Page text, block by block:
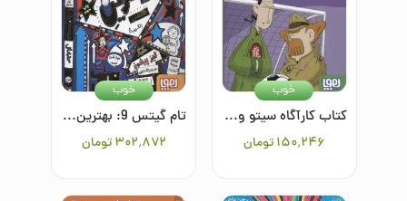
کتاب کارآگاه سیتو و دستیارش چین می ادو 6: معما در جام جهانی فوتبال
۱۵۰٬۲۴۶ تومان
خوب
تام گیتس 9: بهترین کلاس (تقریبا)
۳۰۲٬۸۷۲ تومان
خوب